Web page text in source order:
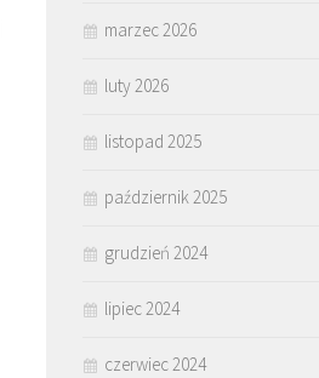
marzec 2026
luty 2026
listopad 2025
październik 2025
grudzień 2024
lipiec 2024
czerwiec 2024